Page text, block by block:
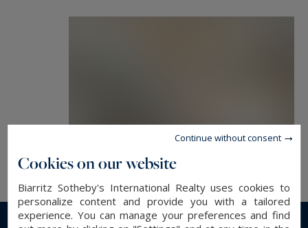
Cookies on our website
Biarritz Sotheby's International Realty uses cookies to
personalize content and provide you with a tailored
experience. You can manage your preferences and find
Continue without consent